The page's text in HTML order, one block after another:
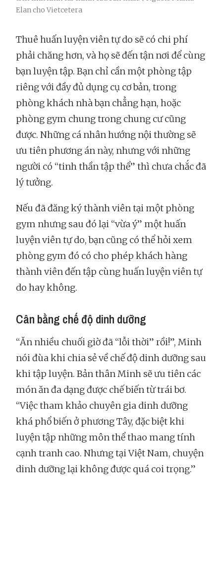
Elan cho Vietcetera
Thuê huấn luyện viên tự do sẽ có chi phí
phải chăng hơn, và họ sẽ đến tận nơi để cùng
bạn luyện tập. Bạn chỉ cần một phòng tập
riêng với đầy đủ dụng cụ cơ bản, trong
phòng khách nhà bạn chẳng hạn, hoặc
phòng gym chung trong chung cư cũng
được. Những cá nhân hướng nội thường sẽ
ưu tiên phương án này, nhưng với những
người có “tinh thần tập thể” thì chưa chắc đã
lý tưởng.
Nếu đã đăng ký thành viên tại một phòng
gym nhưng sau đó lại “vừa ý” một huấn
luyện viên tự do, bạn cũng có thể hỏi xem
phòng gym đó có cho phép khách hàng
thành viên đến tập cùng huấn luyện viên tự
do hay không.
Cân bằng chế độ dinh dưỡng
“Ăn nhiều chuối giờ đã “lỗi thời” rồi!”, Minh
nói đùa khi chia sẻ về chế độ dinh dưỡng sau
khi tập luyện. Bản thân Minh sẽ ưu tiên các
món ăn đa dạng được chế biến từ trái bơ.
“Việc tham khảo chuyên gia dinh dưỡng
khá phổ biến ở phương Tây, đặc biệt khi
luyện tập những môn thể thao mang tính
cạnh tranh cao. Nhưng tại Việt Nam, chuyện
dinh dưỡng lại không được quá coi trọng.”